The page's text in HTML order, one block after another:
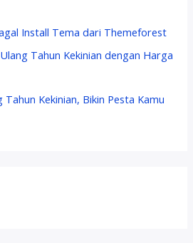
Install Tema dari Themeforest
Tahun Kekinian dengan Harga
Kekinian, Bikin Pesta Kamu